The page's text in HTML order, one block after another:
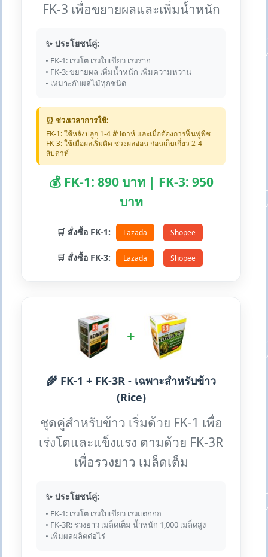
FK-3 เพื่อขยายผลและเพิ่มน้ำหนัก
✨ ประโยชน์คู่:
• FK-1: เร่งโต เร่งใบเขียว เร่งราก
• FK-3: ขยายผล เพิ่มน้ำหนัก เพิ่มความหวาน
• เหมาะกับผลไม้ทุกชนิด
⏰ ช่วงเวลาการใช้:
FK-1: ใช้หลังปลูก 1-4 สัปดาห์ และเมื่อต้องการฟื้นฟูพืช
FK-3: ใช้เมื่อผลเริ่มติด ช่วงผลอ่อน ก่อนเก็บเกี่ยว 2-4
สัปดาห์
💰 FK-1: 890 บาท | FK-3: 950
บาท
🛒 สั่งซื้อ FK-1: Lazada Shopee
🛒 สั่งซื้อ FK-3: Lazada Shopee
+
🌾 FK-1 + FK-3R - เฉพาะสำหรับข้าว
(Rice)
ชุดคู่สำหรับข้าว เริ่มด้วย FK-1 เพื่อ
เร่งโตและแข็งแรง ตามด้วย FK-3R
เพื่อรวงยาว เมล็ดเต็ม
✨ ประโยชน์คู่:
• FK-1: เร่งโต เร่งใบเขียว เร่งแตกกอ
• FK-3R: รวงยาว เมล็ดเต็ม น้ำหนัก 1,000 เมล็ดสูง
• เพิ่มผลผลิตต่อไร่